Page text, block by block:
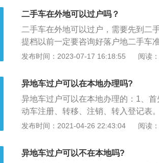
证明：所有权转移证明或凭证原件;4
二手车在外地可以过户吗？
二手车在外地可以过户，需要先到二
提档以前一定要咨询好落户地二手车
放达国四标准，有一些地方对车辆年
（需要携带双方身份证、机动车登记
当地身份证或居住证），开着机动车
3、档案到达后，开车去办理车辆落户
发布时间：2023-07-17 16:18:55 阅读
异地车过户可以在本地办理吗?
异地车过户可以在本地办理的：1、
动车注册、转移、注销、转入登记表
件；2、如果是外地户口上当底牌，
好材料了就可以去有关部门办理了；
外地车过户外地的时候，二手车过户
发布时间：2021-04-26 22:43:04 阅读
异地车过户可以不在本地吗?